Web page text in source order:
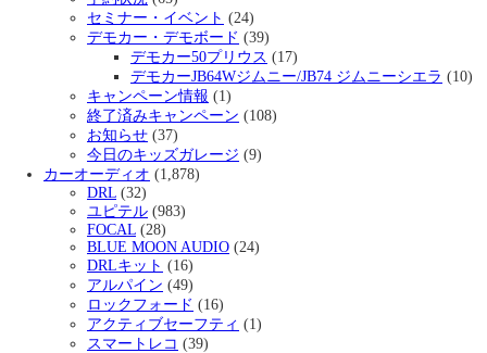
セミナー・イベント (24)
デモカー・デモボード (39)
デモカー50プリウス (17)
デモカーJB64Wジムニー/JB74 ジムニーシエラ (10)
キャンペーン情報 (1)
終了済みキャンペーン (108)
お知らせ (37)
今日のキッズガレージ (9)
カーオーディオ (1,878)
DRL (32)
ユピテル (983)
FOCAL (28)
BLUE MOON AUDIO (24)
DRLキット (16)
アルパイン (49)
ロックフォード (16)
アクティブセーフティ (1)
スマートレコ (39)